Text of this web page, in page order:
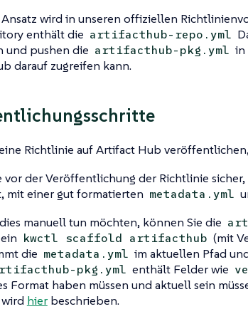
wird in unseren offiziellen
enthält die artifacthub-repo.yml
und pushen die artifacthub-pkg.yml in
darauf zugreifen kann.
Richtlinie auf Artifact Hub
vor der Veröffentlichung der Richtlinie
mit einer gut formatierten metadata.yml
manuell tun möchten, können Sie die
kwctl scaffold artifacthub (mit
die metadata.yml im aktuellen Pfad
pkg.yml enthält Felder wie
Format haben müssen und aktuell sein
wird hierbeschrieben.